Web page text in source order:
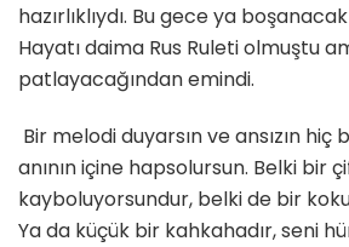
hazırlıklıydı. Bu gece ya
Hayatı daima Rus Ruleti olmuştu
patlayacağından emindi.
Bir melodi duyarsın ve ansızın
anının içine hapsolursun. Belki bir
kayboluyorsundur, belki de bir
Ya da küçük bir kahkahadır, seni